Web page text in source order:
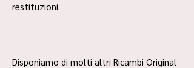
restituzioni.
Disponiamo di molti altri Ricambi Original